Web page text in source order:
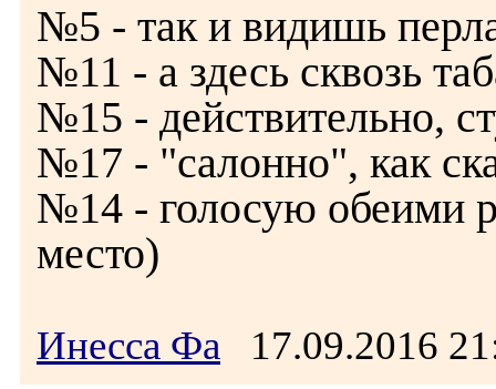
№5 - так и видишь
№11 - а здесь сквозь
№15 - действительно,
№17 - "салонно", как
№14 - голосую обеими
место)
Инесса Фа 17.09.2016